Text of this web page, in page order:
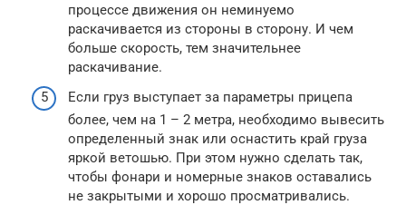
процессе движения он неминуемо
раскачивается из стороны в сторону. И чем
больше скорость, тем значительнее
раскачивание.
Если груз выступает за параметры прицепа
более, чем на 1 – 2 метра, необходимо вывесить
определенный знак или оснастить край груза
яркой ветошью. При этом нужно сделать так,
чтобы фонари и номерные знаков оставались
не закрытыми и хорошо просматривались.